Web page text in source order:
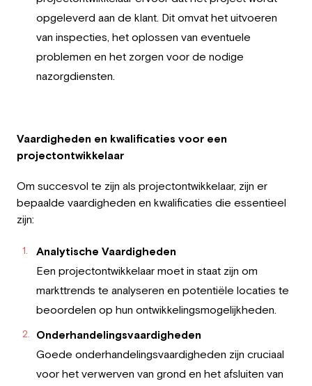
opgeleverd aan de klant. Dit omvat het uitvoeren
van inspecties, het oplossen van eventuele
problemen en het zorgen voor de nodige
nazorgdiensten.
Vaardigheden en kwalificaties voor een
projectontwikkelaar
Om succesvol te zijn als projectontwikkelaar, zijn er
bepaalde vaardigheden en kwalificaties die essentieel
zijn:
Analytische Vaardigheden
Een projectontwikkelaar moet in staat zijn om
markttrends te analyseren en potentiële locaties te
beoordelen op hun ontwikkelingsmogelijkheden.
Onderhandelingsvaardigheden
Goede onderhandelingsvaardigheden zijn cruciaal
voor het verwerven van grond en het afsluiten van